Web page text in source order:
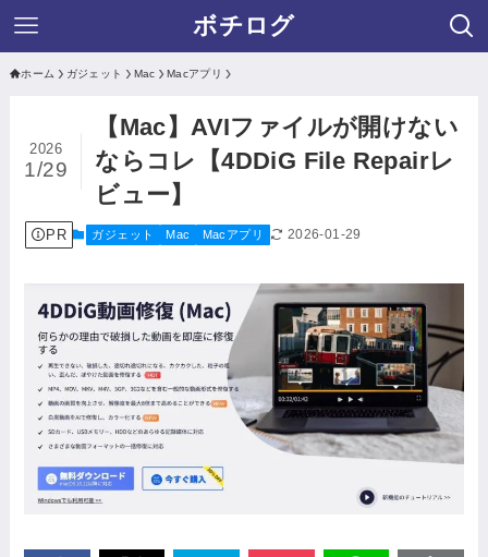
ボチログ
ホーム ガジェット Mac Macアプリ
【Mac】AVIファイルが開けない
ならコレ【4DDiG File Repairレ
ビュー】
2026
1/29
PR ガジェット Mac Macアプリ 2026-01-29